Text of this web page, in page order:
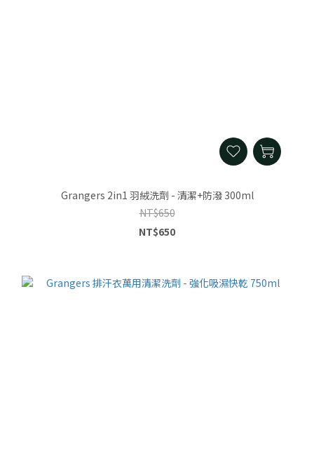
Grangers 2in1 羽絨洗劑 - 清潔+防潑 300ml
NT$650
NT$650